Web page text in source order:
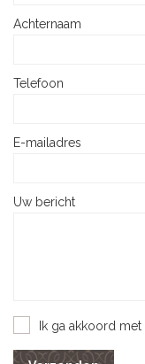
Achternaam
Telefoon
E-mailadres
Uw bericht
Ik ga akkoord met